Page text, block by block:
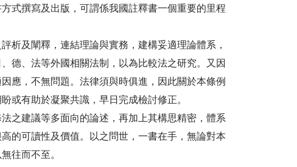
式撰寫及出版，可謂係我國註釋書一個重要的里程
及闡釋，連結理論與實務，建構妥適理論體系，
德、法等外國相關法制，以為比較法之研究。又因
應，不無問題。法律須與時俱進，因此關於本條例
或有助於凝聚共識，早日完成檢討修正。
建議等多面向的論述，再加上其構思精密，體系
的可讀性及價值。以之問世，一書在手，無論對本
往而不至。